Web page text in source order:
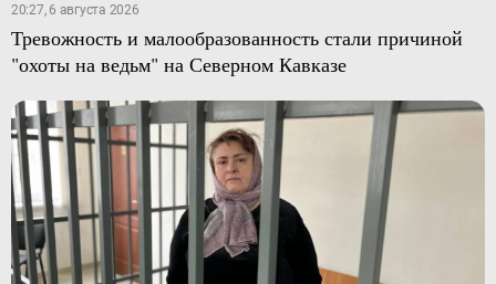
20:27, 6 августа 2026
Тревожность и малообразованность стали причиной
"охоты на ведьм" на Северном Кавказе